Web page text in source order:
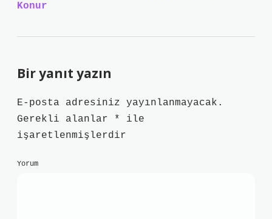
Konur
Bir yanıt yazın
E-posta adresiniz yayınlanmayacak.
Gerekli alanlar
*
ile
işaretlenmişlerdir
Yorum